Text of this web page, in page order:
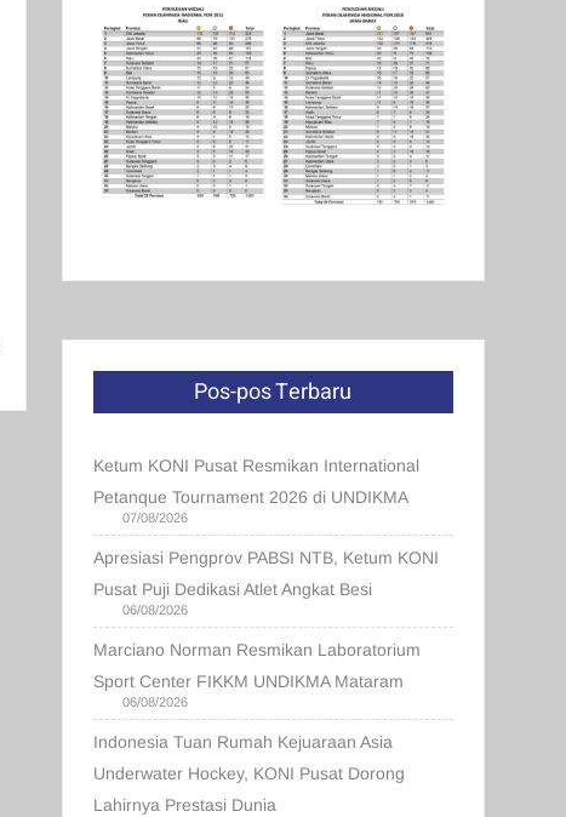
Pos-pos Terbaru
Ketum KONI Pusat Resmikan International
Petanque Tournament 2026 di UNDIKMA
07/08/2026
Apresiasi Pengprov PABSI NTB, Ketum KONI
Pusat Puji Dedikasi Atlet Angkat Besi
06/08/2026
Marciano Norman Resmikan Laboratorium
Sport Center FIKKM UNDIKMA Mataram
06/08/2026
Indonesia Tuan Rumah Kejuaraan Asia
Underwater Hockey, KONI Pusat Dorong
Lahirnya Prestasi Dunia